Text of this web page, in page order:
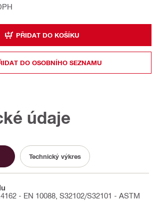
PŘIDAT DO KOŠÍKU
DO OSOBNÍHO SEZNAMU
údaje
Technický výkres
- EN 10088, S32102/S32101 - ASTM